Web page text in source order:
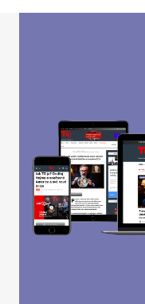
Webová stránka
komentáře.